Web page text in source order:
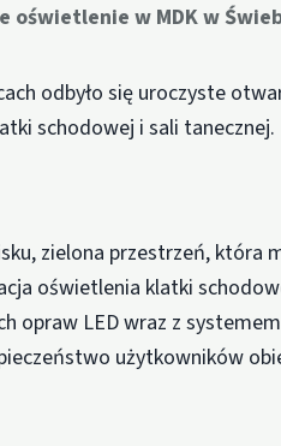
oświetlenie w MDK w
odbyło się uroczyste
schodowej i sali tanecznej.
zielona przestrzeń, która
oświetlenia klatki
opraw LED wraz z
użytkowników